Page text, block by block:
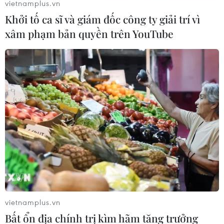
Sản lượng xe ở nước ngoài của ba hãng ôtô
Nhật cao kỷ lục
29/05/2014 12:19
Sản lượng xe ở nước ngoài của ba hãng sản xuất ôtô
lớn nhất Nhật Bản đạt mức cao kỷ lục trong tháng Tư,
một phần nhờ doanh số bán ra tăng mạnh ở thị trường
châu Á và Bắc Mỹ.
vietnamplus.vn
Khởi tố ca sĩ và giám đốc công ty giải trí vì
xâm phạm bản quyền trên YouTube
vietnamplus.vn
Bất ổn địa chính trị kìm hãm tăng trưởng